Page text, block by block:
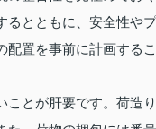
るとともに、安全性やプ
配置を事前に計画するこ
ことが肝要です。荷造り